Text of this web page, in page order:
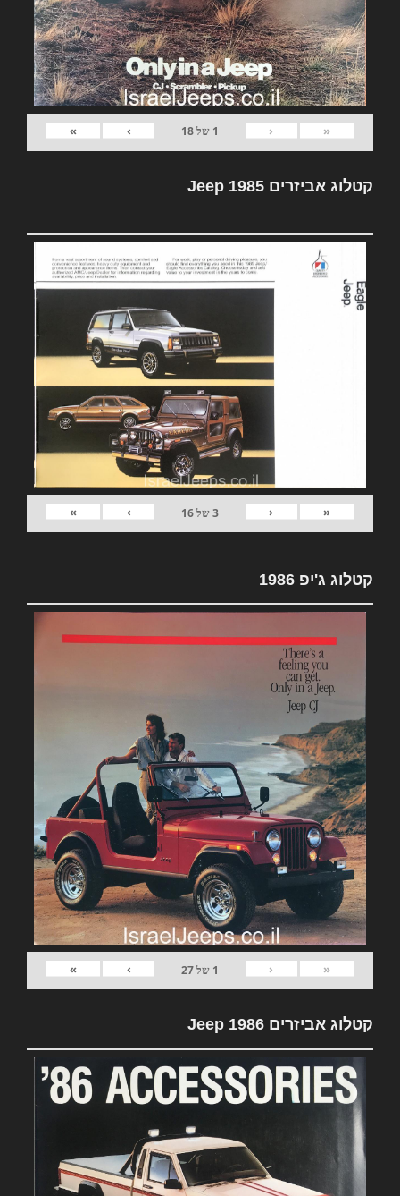
«
‹
1 של18
›
»
קטלוג אביזרים Jeep 1985
«
‹
3של16
›
»
קטלוג ג'יפ 1986
«
‹
1 של27
›
»
קטלוג אביזרים Jeep 1986